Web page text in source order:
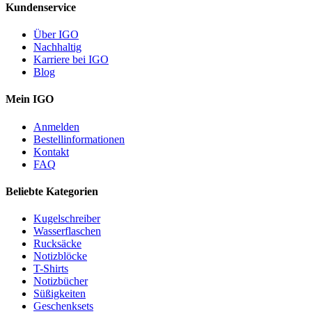
Kundenservice
Über IGO
Nachhaltig
Karriere bei IGO
Blog
Mein IGO
Anmelden
Bestellinformationen
Kontakt
FAQ
Beliebte Kategorien
Kugelschreiber
Wasserflaschen
Rucksäcke
Notizblöcke
T-Shirts
Notizbücher
Süßigkeiten
Geschenksets